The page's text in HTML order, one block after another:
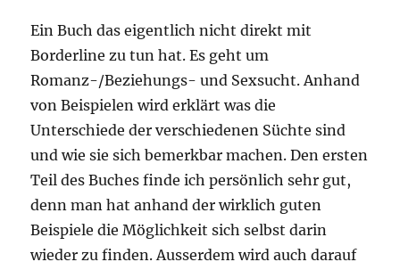
Ein Buch das eigentlich nicht direkt mit
Borderline zu tun hat. Es geht um
Romanz-/Beziehungs- und Sexsucht. Anhand
von Beispielen wird erklärt was die
Unterschiede der verschiedenen Süchte sind
und wie sie sich bemerkbar machen. Den ersten
Teil des Buches finde ich persönlich sehr gut,
denn man hat anhand der wirklich guten
Beispiele die Möglichkeit sich selbst darin
wieder zu finden. Ausserdem wird auch darauf